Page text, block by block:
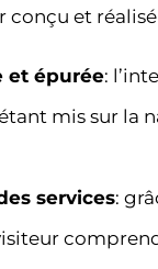
conçu et
et épurée:
mis sur la
services: